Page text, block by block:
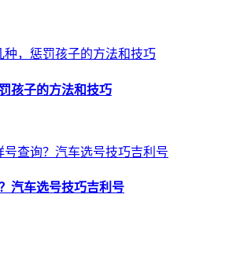
孩子的方法和技巧
汽车选号技巧吉利号